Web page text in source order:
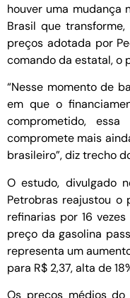
houver uma mudança
Brasil que
preços adotada por
comando da estatal, o
“Nesse momento de
em que o
comprometido,
compromete mais
brasileiro”, diz trecho
O estudo, divulgado
Petrobras reajustou o
refinarias por 16
preço da gasolina
representa um
para R$ 2,37, alta de
Os preços médios